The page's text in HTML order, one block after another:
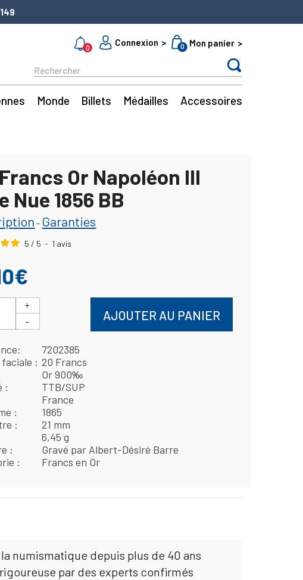
0
Connexion 0 Mon panier
Monde Billets Médailles Accessoires
Or Napoléon III
Nue 1856 BB
- Garanties
5 / 5 - 1 avis
AJOUTER AU PANIER
7202385
20 Francs
Or 900‰
TTB/SUP
France
1865
21 mm
6,45 g
Gravé par Albert-Désiré Barre
Francs en Or
numismatique depuis plus de 40 ans
par des experts confirmés